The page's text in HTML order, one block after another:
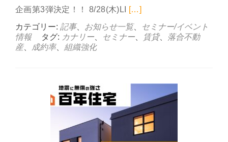
企画第3弾決定！！ 8/28(木)LI Read more about 9月4日(
[…]
カテゴリー: 記事、 お知らせ一覧、
セミナー/イベント
情報
タグ: カナリー セミナー 賃貸、
落合不動
産、 成約率、 組織強化